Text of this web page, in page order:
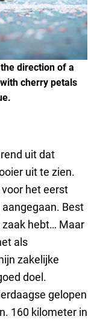
direction of a
cherry petals
uit dat
uit te zien.
het eerst
Best
zaak hebt… Maar
als
zakelijke
doel.
gelopen
160 kilometer in